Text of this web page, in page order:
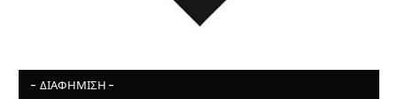
- ΔΙΑΦΉΜΙΣΗ -